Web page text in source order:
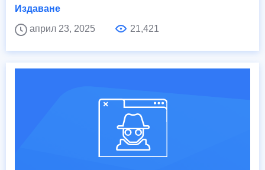
Издаване
април 23, 2025
21,421